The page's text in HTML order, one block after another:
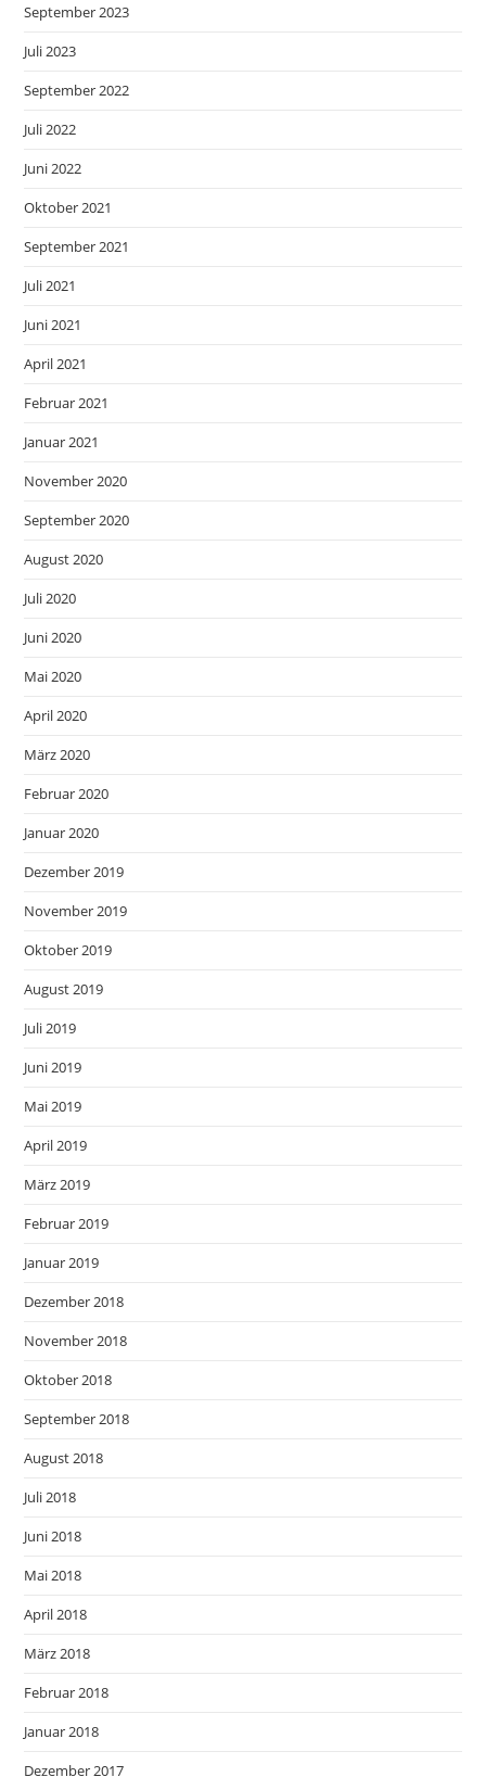
September 2023
Juli 2023
September 2022
Juli 2022
Juni 2022
Oktober 2021
September 2021
Juli 2021
Juni 2021
April 2021
Februar 2021
Januar 2021
November 2020
September 2020
August 2020
Juli 2020
Juni 2020
Mai 2020
April 2020
März 2020
Februar 2020
Januar 2020
Dezember 2019
November 2019
Oktober 2019
August 2019
Juli 2019
Juni 2019
Mai 2019
April 2019
März 2019
Februar 2019
Januar 2019
Dezember 2018
November 2018
Oktober 2018
September 2018
August 2018
Juli 2018
Juni 2018
Mai 2018
April 2018
März 2018
Februar 2018
Januar 2018
Dezember 2017